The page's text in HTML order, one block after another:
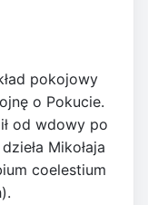
pokojowy
o Pokucie.
od wdowy po
Mikołaja
coelestium